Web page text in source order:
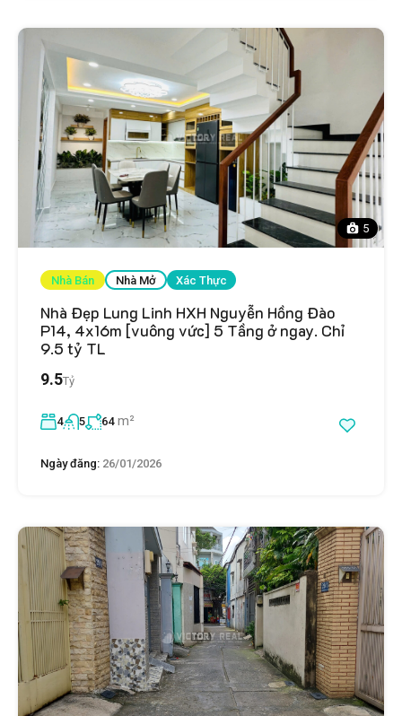
5
Nhà Bán Nhà Mở Xác Thực
Nhà Đẹp Lung Linh HXH Nguyễn Hồng Đào
P14, 4x16m [vuông vức] 5 Tầng ở ngay. Chỉ
9.5 tỷ TL
9.5Tỷ
4 5 64 m²
Ngày đăng: 26/01/2026